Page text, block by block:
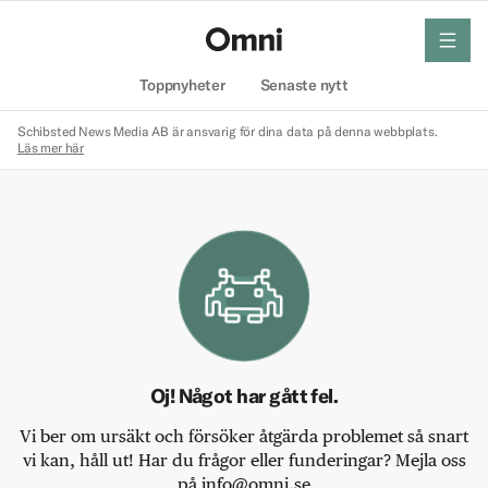
Toppnyheter Senaste nytt
meny
Schibsted News Media AB är ansvarig för dina data på denna webbplats.
Läs mer här
Oj! Något har gått fel.
Vi ber om ursäkt och försöker åtgärda problemet så snart
vi kan, håll ut! Har du frågor eller funderingar? Mejla oss